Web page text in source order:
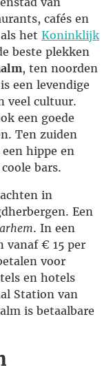
cafés en
het Koninklijk
beste plekken
, ten noorden
een levendige
veel cultuur.
een goede
Ten zuiden
een hippe en
bars.
in
Een
. In een
vanaf € 15 per
voor
en hotels
Station van
is betaalbare